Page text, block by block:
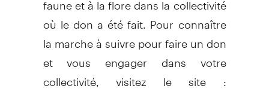
où le don a été fait. Pour connaître
la marche à suivre pour faire un don
et vous engager dans votre
collectivité, visitez le site :